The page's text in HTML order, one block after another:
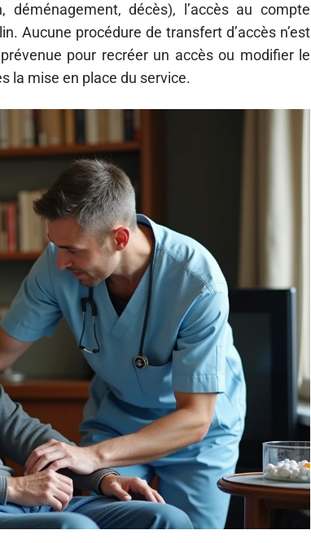
déménagement, décès), l’accès au compte
Aucune procédure de transfert d’accès n’est
pour recréer un accès ou modifier le
la mise en place du service.